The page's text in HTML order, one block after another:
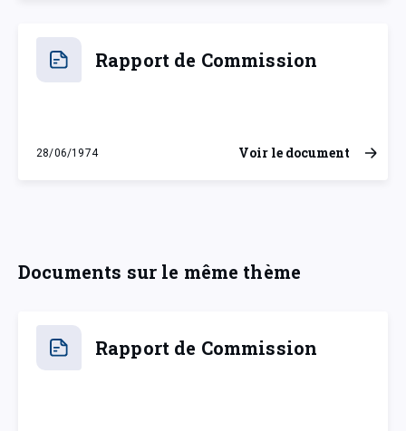
Rapport de Commission
28/06/1974
vendredi 28 juin 1974
Voir le document
Documents sur le même thème
Rapport de Commission